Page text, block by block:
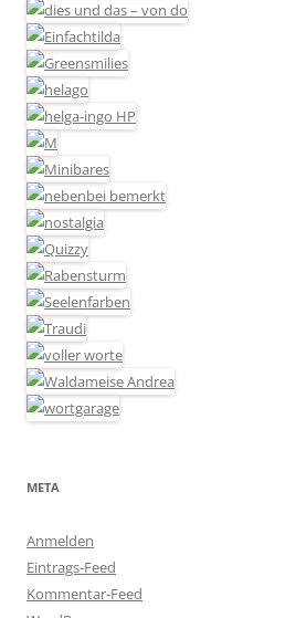
META
Anmelden
Eintrags-Feed
Kommentar-Feed